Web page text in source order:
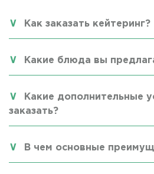
Как заказать кейтеринг?
Какие блюда вы
Какие дополнительные
заказать?
В чем основные